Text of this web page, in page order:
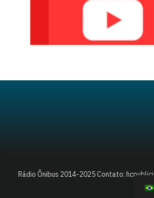
Rádio Ônibus 2014-2025 Contato: